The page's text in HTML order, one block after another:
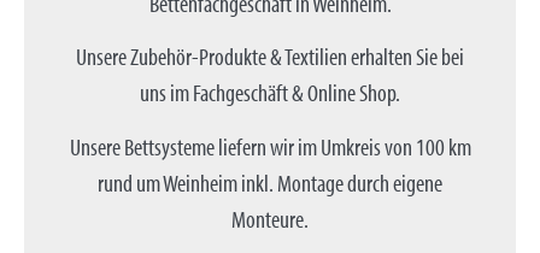
Unsere Zubehör-Produkte & Textilien erhalten Sie bei
uns im Fachgeschäft & Online Shop.
Unsere Bettsysteme liefern wir im Umkreis von 100 km
rund um Weinheim inkl. Montage durch eigene
Monteure.